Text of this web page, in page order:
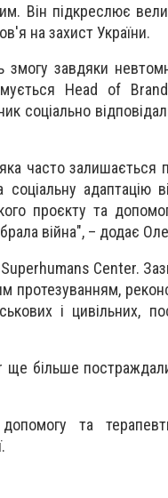
Він підкреслює
на захист України.
змогу завдяки
Head of
соціально
часто залишається
адаптацію
проєкту та
війна", – додає
Superhumans Center.
протезуванням,
і цивільних,
ще більше
та